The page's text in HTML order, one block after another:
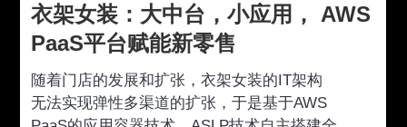
衣架女装：大中台，小应用， AWS
PaaS平台赋能新零售
随着门店的发展和扩张，衣架女装的IT架构
无法实现弹性多渠道的扩张，于是基于AWS